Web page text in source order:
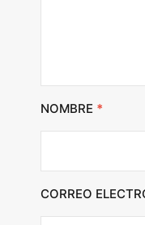
NOMBRE *
CORREO